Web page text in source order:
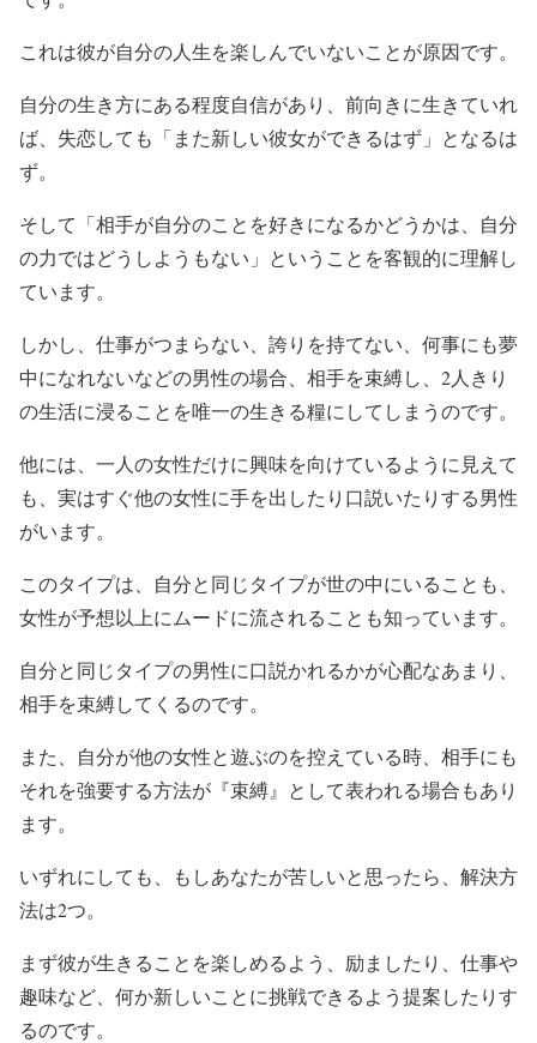
これは彼が自分の人生を楽しんでいないことが原因です。
自分の生き方にある程度自信があり、前向きに生きていれ
ば、失恋しても「また新しい彼女ができるはず」となるは
ず。
そして「相手が自分のことを好きになるかどうかは、自分
の力ではどうしようもない」ということを客観的に理解し
ています。
しかし、仕事がつまらない、誇りを持てない、何事にも夢
中になれないなどの男性の場合、相手を束縛し、2人きり
の生活に浸ることを唯一の生きる糧にしてしまうのです。
他には、一人の女性だけに興味を向けているように見えて
も、実はすぐ他の女性に手を出したり口説いたりする男性
がいます。
このタイプは、自分と同じタイプが世の中にいることも、
女性が予想以上にムードに流されることも知っています。
自分と同じタイプの男性に口説かれるかが心配なあまり、
相手を束縛してくるのです。
また、自分が他の女性と遊ぶのを控えている時、相手にも
それを強要する方法が『束縛』として表われる場合もあり
ます。
いずれにしても、もしあなたが苦しいと思ったら、解決方
法は2つ。
まず彼が生きることを楽しめるよう、励ましたり、仕事や
趣味など、何か新しいことに挑戦できるよう提案したりす
るのです。